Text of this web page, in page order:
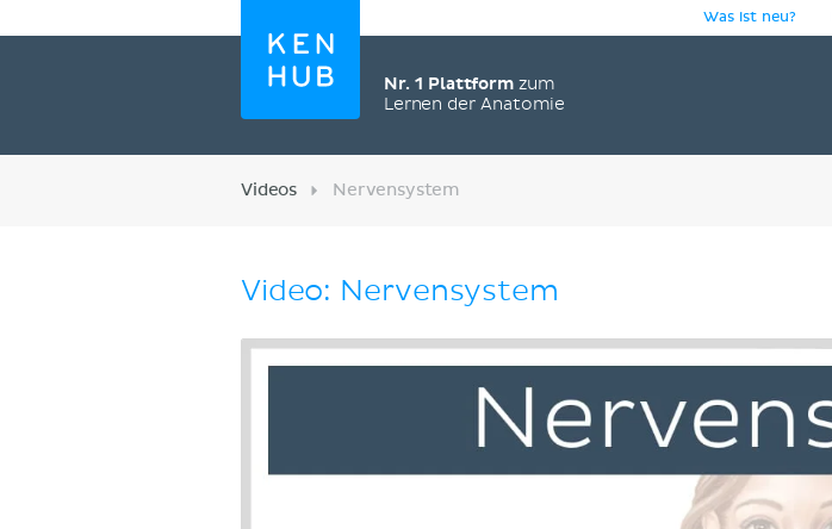
Nr. 1 Plattformzum
Lernen der Anatomie
Was ist neu?
Videos Nervensystem
Video: Nervensystem